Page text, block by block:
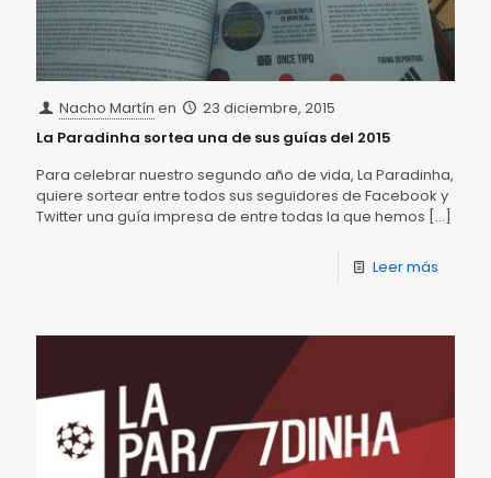
Nacho Martín en
23 diciembre, 2015
La Paradinha sortea una de sus guías del 2015
Para celebrar nuestro segundo año de vida, La Paradinha,
quiere sortear entre todos sus seguidores de Facebook y
Twitter una guía impresa de entre todas la que hemos […]
Leer más